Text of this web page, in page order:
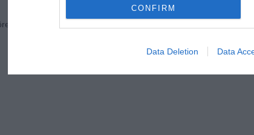
CONFIRM
Data Deletion Data